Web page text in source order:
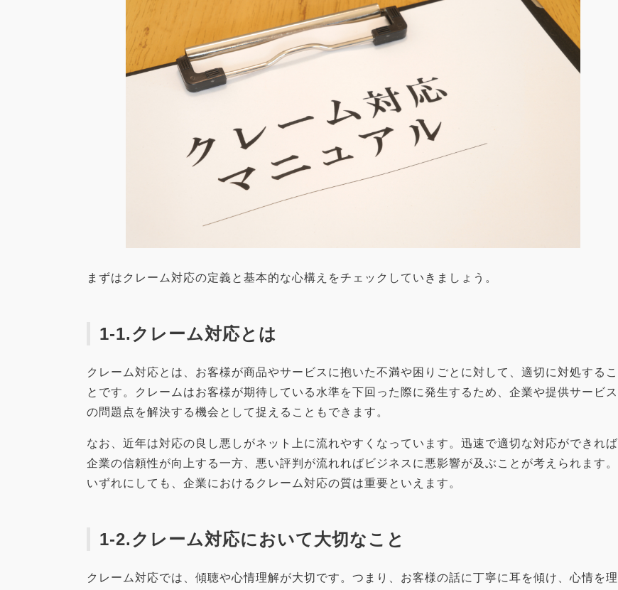
まずはクレーム対応の定義と基本的な心構えをチェックしていきましょう。
1-1.クレーム対応とは
クレーム対応とは、お客様が商品やサービスに抱いた不満や困りごとに対して、適切に対処するこ
とです。クレームはお客様が期待している水準を下回った際に発生するため、企業や提供サービス
の問題点を解決する機会として捉えることもできます。
なお、近年は対応の良し悪しがネット上に流れやすくなっています。迅速で適切な対応ができれば
企業の信頼性が向上する一方、悪い評判が流れればビジネスに悪影響が及ぶことが考えられます。
いずれにしても、企業におけるクレーム対応の質は重要といえます。
1-2.クレーム対応において大切なこと
クレーム対応では、傾聴や心情理解が大切です。つまり、お客様の話に丁寧に耳を傾け、心情を理